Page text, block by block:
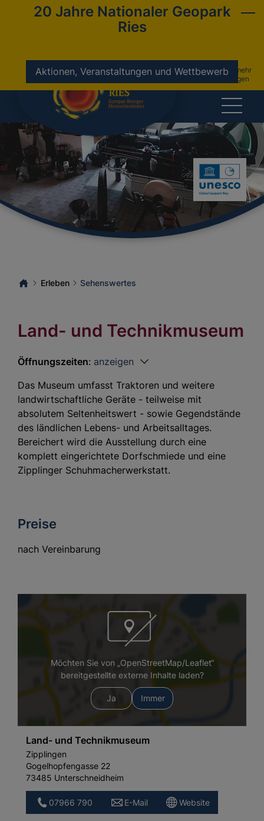
20 Jahre Nationaler Geopark
Ries
Aktionen, Veranstaltungen und Wettbewerbnicht mehr
anzeigen
Sehenswertes
Erleben
Land- und Technikmuseum
Öffnungszeiten: anzeigen
Das Museum umfasst Traktoren und weitere
landwirtschaftliche Geräte - teilweise mit
absolutem Seltenheitswert - sowie Gegendstände
des ländlichen Lebens- und Arbeitsalltages.
Bereichert wird die Ausstellung durch eine
komplett eingerichtete Dorfschmiede und eine
Zipplinger Schuhmacherwerkstatt.
Preise
nach Vereinbarung
Möchten Sie von „OpenStreetMap/Leaflet“
bereitgestellte externe Inhalte laden?
Ja Immer
Land- und Technikmuseum
Zipplingen
Gogelhopfengasse 22
73485 Unterschneidheim
07966 790 E-Mail Website